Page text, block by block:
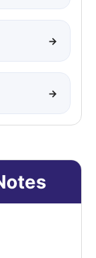
→
→